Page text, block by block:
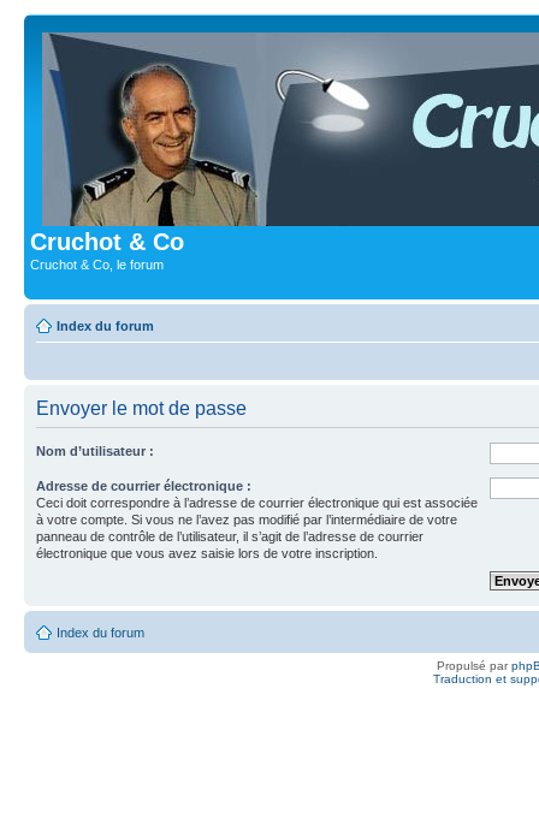
Cruchot & Co
Cruchot & Co, le forum
Index du forum
Envoyer le mot de passe
Nom d’utilisateur :
Adresse de courrier électronique :
Ceci doit correspondre à l’adresse de courrier électronique qui est associée
à votre compte. Si vous ne l’avez pas modifié par l’intermédiaire de votre
panneau de contrôle de l’utilisateur, il s’agit de l’adresse de courrier
électronique que vous avez saisie lors de votre inscription.
Index du forum
Propulsé par
Traduction et